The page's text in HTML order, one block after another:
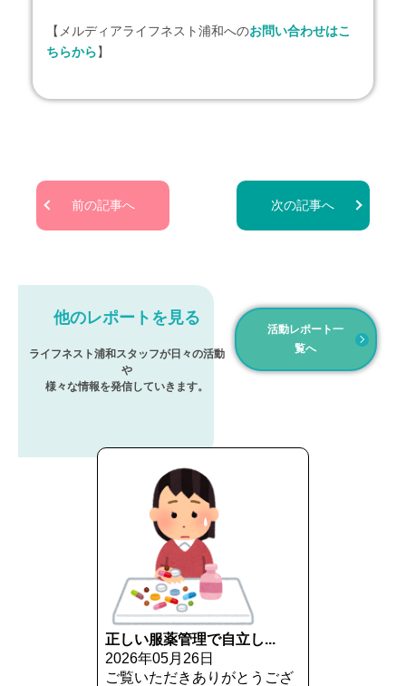
【メルディアライフネスト浦和へのお問い合わせはこ
ちらから】
前の記事へ 次の記事へ
他のレポートを見る
ライフネスト浦和スタッフが日々の活動
や
様々な情報を発信していきます。
活動レポート一
覧へ
正しい服薬管理で自立し...
2026年05月26日
ご覧いただきありがとうござ